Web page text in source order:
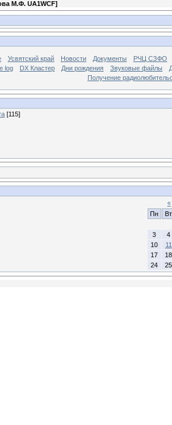
М.Ф. UA1WCF]
Усвятский край Новости Документы
РЧЦ СЗФО
log DX Кластер Дни рождения Звуковые файлы
Получение
[115]
«
Пн
Вт
3
4
10
11
17
18
24
25